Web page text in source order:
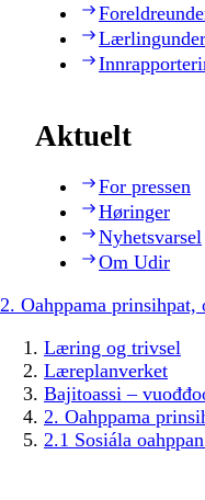
Aktuelt
For pressen
Høringer
Nyhetsvarsel
Om Udir
2. Oahppama prinsihpat,
Læring og trivsel
Læreplanverket
Bajitoassi –
2. Oahppama
2.1 Sosiála